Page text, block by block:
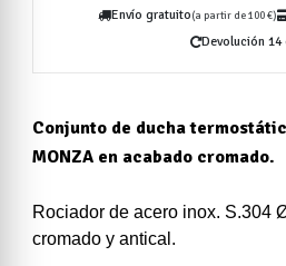
Envío gratuito(a partir de 100 €)
Devolución 14
Conjunto de ducha
MONZA en acabado cromado.
Rociador de acero inox. S.304
cromado y antical.